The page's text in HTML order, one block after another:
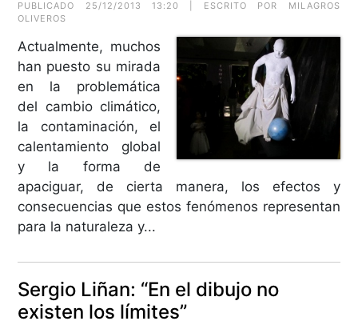
PUBLICADO 25/12/2013 13:20 | ESCRITO POR MILAGROS
OLIVEROS
Actualmente, muchos
han puesto su mirada
en la problemática
del cambio climático,
la contaminación, el
calentamiento global
y la forma de
apaciguar, de cierta manera, los efectos y
consecuencias que estos fenómenos representan
para la naturaleza y...
Sergio Liñan: “En el dibujo no
existen los límites”